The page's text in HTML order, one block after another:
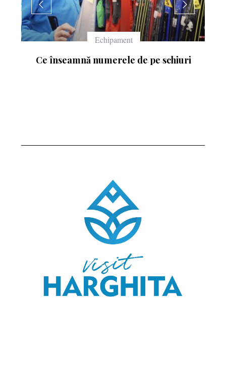
Echipament
Ce înseamnă numerele de pe schiuri